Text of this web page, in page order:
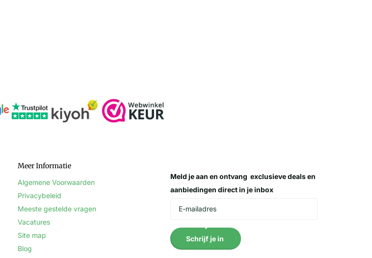
Meer Informatie
Algemene Voorwaarden
Privacybeleid
Meeste gestelde vragen
Vacatures
Site map
Blog
Meld je aan en ontvang exclusieve dealsen
aanbiedingen direct in je inbox
Schrijf je in